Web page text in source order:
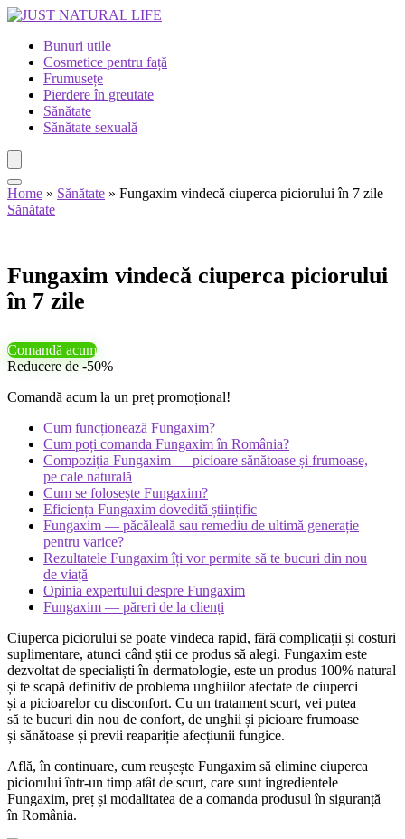
Bunuri utile
Cosmetice pentru față
Frumusețe
Pierdere în greutate
Sănătate
Sănătate sexuală
Home » Sănătate » Fungaxim vindecă ciuperca piciorului în 7 zile
Sănătate
Fungaxim vindecă ciuperca piciorului
în 7 zile
Comandă acum
Reducere de -50%
Comandă acum la un preț promoțional!
Cum funcționează Fungaxim?
Cum poți comanda Fungaxim în România?
Compoziția Fungaxim — picioare sănătoase și frumoase,
pe cale naturală
Cum se folosește Fungaxim?
Eficiența Fungaxim dovedită științific
Fungaxim — păcăleală sau remediu de ultimă generație
pentru varice?
Rezultatele Fungaxim îți vor permite să te bucuri din nou
de viață
Opinia expertului despre Fungaxim
Fungaxim — păreri de la clienți
Ciuperca piciorului se poate vindeca rapid, fără complicații și costuri
suplimentare, atunci când știi ce produs să alegi. Fungaxim este
dezvoltat de specialiști în dermatologie, este un produs 100% natural
și te scapă definitiv de problema unghiilor afectate de ciuperci
și a picioarelor cu disconfort. Cu un tratament scurt, vei putea
să te bucuri din nou de confort, de unghii și picioare frumoase
și sănătoase și previi reapariție afecțiunii fungice.
Află, în continuare, cum reușește Fungaxim să elimine ciuperca
piciorului într-un timp atât de scurt, care sunt ingredientele
Fungaxim, preț și modalitatea de a comanda produsul în siguranță
în România.